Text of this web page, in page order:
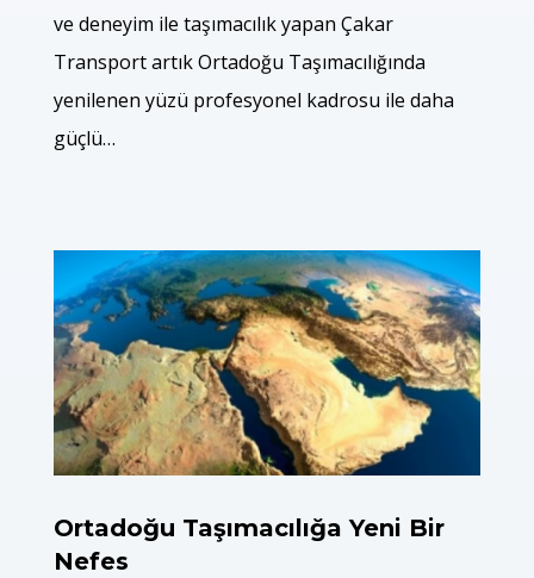
ve deneyim ile taşımacılık yapan Çakar
Transport artık Ortadoğu Taşımacılığında
yenilenen yüzü profesyonel kadrosu ile daha
güçlü…
Ortadoğu Taşımacılığa Yeni Bir
Nefes